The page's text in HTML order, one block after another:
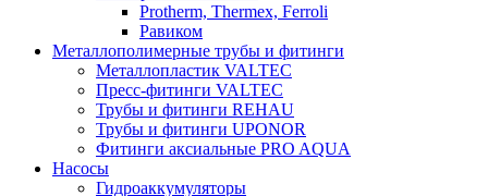
Protherm, Thermex, Ferroli
Равиком
Металлополимерные трубы и фитинги
Металлопластик VALTEC
Пресс-фитинги VALTEC
Трубы и фитинги REHAU
Трубы и фитинги UРONOR
Фитинги аксиальные PRO AQUA
Насосы
Гидроаккумуляторы